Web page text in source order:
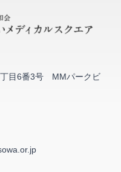
丁目6番3号 MMパークビ